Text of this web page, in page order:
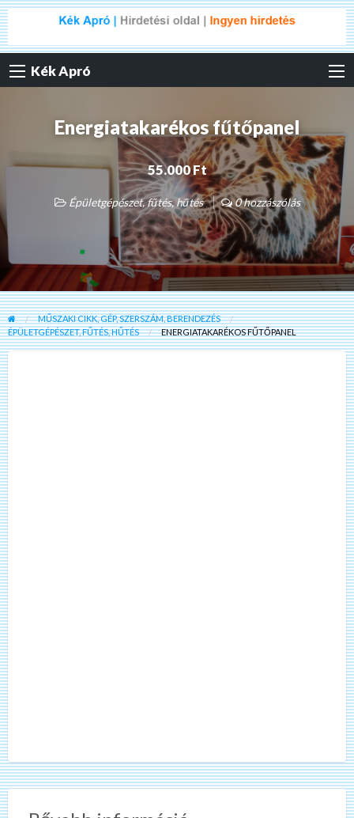
Kék Apró
Energiatakarékos fűtőpanel
55.000 Ft
Épületgépészet, fűtés, hűtés 0 hozzászólás
MŰSZAKI CIKK, GÉP, SZERSZÁM, BERENDEZÉS
ÉPÜLETGÉPÉSZET, FŰTÉS, HŰTÉS
ENERGIATAKARÉKOS FŰTŐPANEL